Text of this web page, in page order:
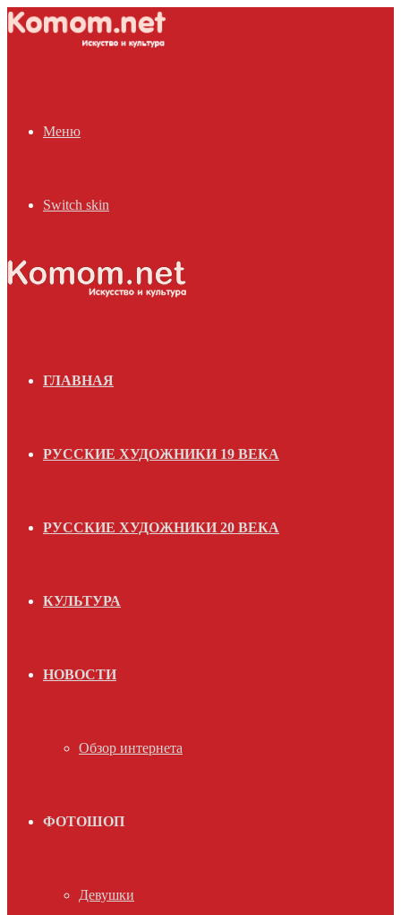
Меню
Switch skin
ГЛАВНАЯ
РУССКИЕ ХУДОЖНИКИ 19 ВЕКА
РУССКИЕ ХУДОЖНИКИ 20 ВЕКА
КУЛЬТУРА
НОВОСТИ
Обзор интернета
ФОТОШОП
Девушки